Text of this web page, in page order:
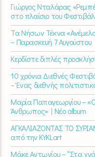
Γιώργος Νταλάρας
στο πλαίσιο του
Τα Νήσων Τέκνα
– Παρασκευή 7 Αυγούστου
Κερδίστε διπλές
10 χρόνια Διεθνές
– Ένας διεθνής
Μαρία Παπαγεωργίου – «Ο
Άνθρωπος» | Νέο album
ΑΓΚΑΛΙΑΖΟΝΤΑΣ ΤΟ
από την KYKLart
Μάκε Αντωνίου – “Στα